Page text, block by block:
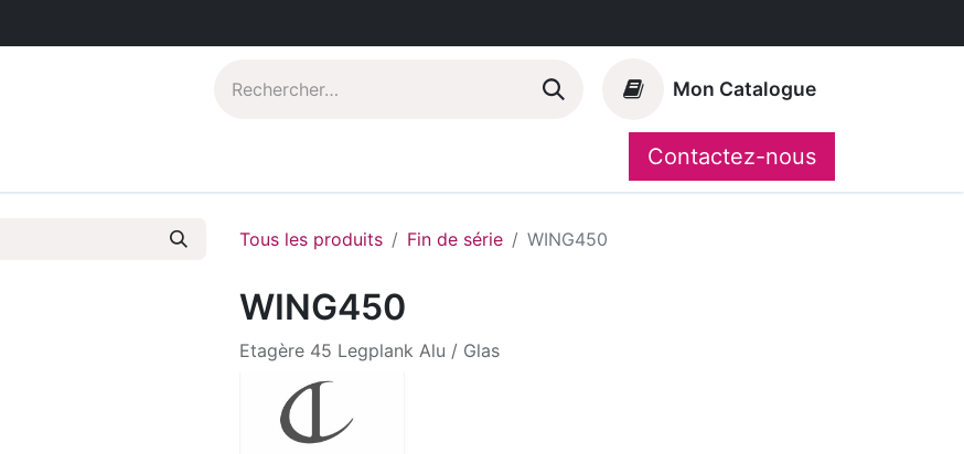
Mon Catalogue
CompoShop
Contactez-nous
Tous les produits Fin de série WING450
WING450
Etagère 45 Legplank Alu / Glas